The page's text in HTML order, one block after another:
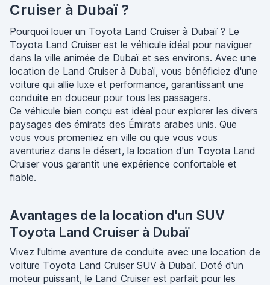
Cruiser à Dubaï ?
Pourquoi louer un Toyota Land Cruiser à Dubaï ? Le
Toyota Land Cruiser est le véhicule idéal pour naviguer
dans la ville animée de Dubaï et ses environs. Avec une
location de Land Cruiser à Dubaï, vous bénéficiez d'une
voiture qui allie luxe et performance, garantissant une
conduite en douceur pour tous les passagers.
Ce véhicule bien conçu est idéal pour explorer les divers
paysages des émirats des Émirats arabes unis. Que
vous vous promeniez en ville ou que vous vous
aventuriez dans le désert, la location d'un Toyota Land
Cruiser vous garantit une expérience confortable et
fiable.
Avantages de la location d'un SUV
Toyota Land Cruiser à Dubaï
Vivez l'ultime aventure de conduite avec une location de
voiture Toyota Land Cruiser SUV à Dubaï. Doté d'un
moteur puissant, le Land Cruiser est parfait pour les